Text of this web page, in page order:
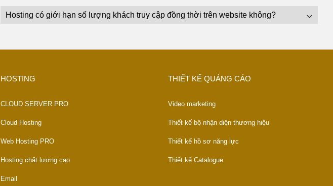
Hosting có giới hạn số lượng khách truy cập đồng thời trên website không?
HOSTING
CLOUD SERVER PRO
Cloud Hosting
Web Hosting PRO
Hosting chất lượng cao
Email
THIẾT KẾ QUẢNG CÁO
Video marketing
Thiết kế bộ nhận diện thương hiệu
Thiết kế hồ sơ năng lực
Thiết kế Catalogue